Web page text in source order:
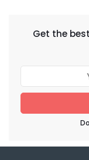
Get the